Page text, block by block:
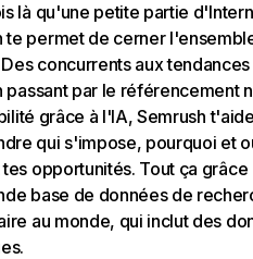
là qu'une petite partie
te permet de cerner
concurrents aux
passant par le référencement
grâce à l'IA, Semrush
qui s'impose, pourquoi et
opportunités. Tout ça grâce
base de données de
au monde, qui inclut des